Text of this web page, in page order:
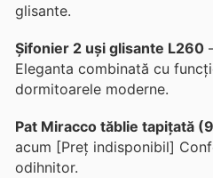
glisante.
Șifonier 2 uși glisante L260
Eleganta combinată cu
dormitoarele moderne.
Pat Miracco tăblie tapițată
acum [Preț indisponibil]
odihnitor.